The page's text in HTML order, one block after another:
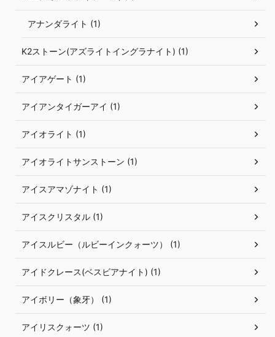
アナンダライト (1)
K2ストーン(アズライトイングラナイト) (1)
アイアゲート (1)
アイアンタイガーアイ (1)
アイオライト (1)
アイオライトサンストーン (1)
アイスアマゾナイト (1)
アイスクリスタル (1)
アイスルビー（ルビーインクォーツ） (1)
アイドクレース(ベスビアナイト) (1)
アイボリー（象牙） (1)
アイリスクォーツ (1)